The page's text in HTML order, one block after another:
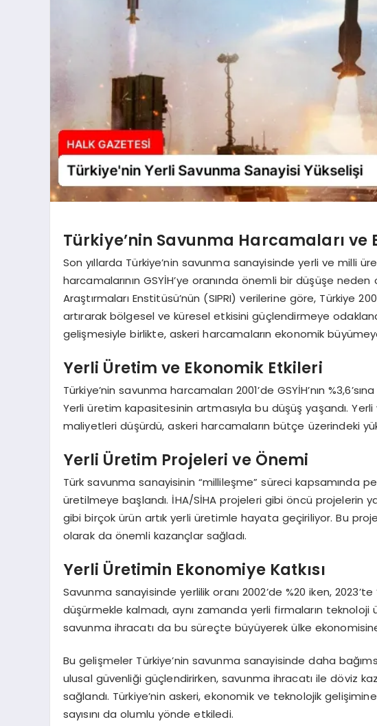
Türkiye’nin Savunma Harcamaları ve
Son yıllarda Türkiye’nin savunma sanayisinde yerli ve milli
harcamalarının GSYİH’ye oranında önemli bir düşüşe neden
Araştırmaları Enstitüsü’nün (SIPRI) verilerine göre, Türkiye
artırarak bölgesel ve küresel etkisini güçlendirmeye
gelişmesiyle birlikte, askeri harcamaların ekonomik
Yerli Üretim ve Ekonomik Etkileri
Türkiye’nin savunma harcamaları 2001’de GSYİH’nın
Yerli üretim kapasitesinin artmasıyla bu düşüş yaşandı.
maliyetleri düşürdü, askeri harcamaların bütçe üzerindeki
Yerli Üretim Projeleri ve Önemi
Türk savunma sanayisinin “millileşme” süreci kapsamında
üretilmeye başlandı. İHA/SİHA projeleri gibi öncü projelerin
gibi birçok ürün artık yerli üretimle hayata geçiriliyor. Bu
olarak da önemli kazançlar sağladı.
Yerli Üretimin Ekonomiye Katkısı
Savunma sanayisinde yerlilik oranı 2002’de %20 iken,
düşürmekle kalmadı, aynı zamanda yerli firmaların teknoloji
savunma ihracatı da bu süreçte büyüyerek ülke
Bu gelişmeler Türkiye’nin savunma sanayisinde daha
ulusal güvenliği güçlendirirken, savunma ihracatı ile döviz
sağlandı. Türkiye’nin askeri, ekonomik ve teknolojik
sayısını da olumlu yönde etkiledi.